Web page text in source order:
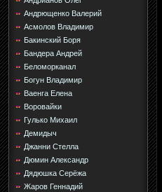
Андрющенко Валерий
Асмолов Владимир
Бакинский Боря
Бандера Андрей
Беломорканал
Богун Владимир
Ваенга Елена
Воровайки
Гулько Михаил
Демидыч
Джанни Стелла
Дюмин Александр
Дядюшка Серёжа
Жаров Геннадий